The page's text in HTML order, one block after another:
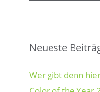
Neueste
Wer gibt denn